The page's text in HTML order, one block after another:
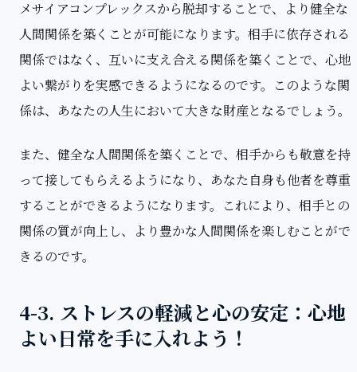
メサイアコンプレックスから脱却することで、より健全な
人間関係を築くことが可能になります。相手に依存される
関係ではなく、互いに支え合える関係を築くことで、心地
よい繋がりを実感できるようになるのです。このような関
係は、あなたの人生において大きな財産となるでしょう。
また、健全な人間関係を築くことで、相手からも敬意を持
って接してもらえるようになり、あなた自身も他者を尊重
することができるようになります。これにより、相手との
関係の質が向上し、より豊かな人間関係を楽しむことがで
きるのです。
4-3. ストレスの軽減と心の安定：心地
よい日常を手に入れよう！